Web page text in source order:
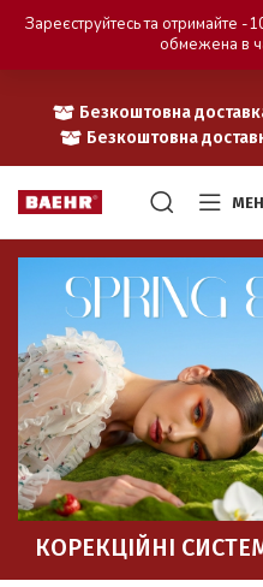
Безкоштовна
Безкоштовна
КОРЕКЦІЙНІ
Зареєструйтесь та отримайте
обмежена в